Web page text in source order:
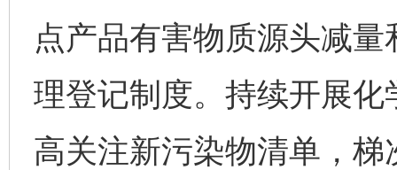
点产品有害物质源头减
理登记制度。持续开展
高关注新污染物清单，